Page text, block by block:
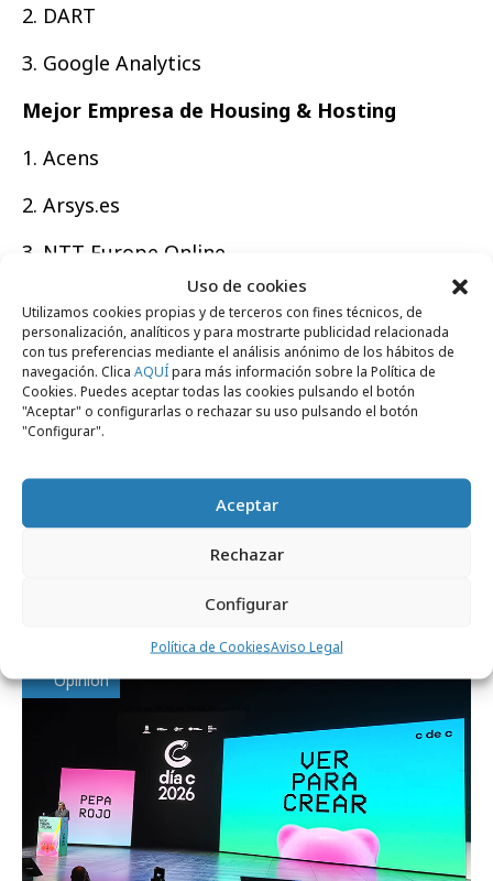
Uso de cookies
Utilizamos cookies propias y de terceros con fines técnicos, de
personalización, analíticos y para mostrarte publicidad relacionada
con tus preferencias mediante el análisis anónimo de los hábitos de
navegación. Clica AQUÍpara más información sobre la Política de
Cookies. Puedes aceptar todas las cookies pulsando el botón
"Aceptar" o configurarlas o rechazar su uso pulsando el botón
"Configurar".
Aceptar
Rechazar
Configurar
Política de CookiesAviso Legal
2. DART
3. Google Analytics
Mejor Empresa de Housing & Hosting
1. Acens
2. Arsys.es
3. NTT Europe Online
Personalidad Interactiva del Año
Aquilino Peña (Mediaedge:cia)
Noticias Relacionadas
Opinión